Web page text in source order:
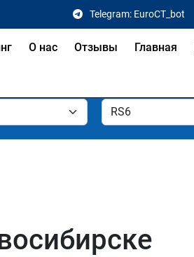
Telegram: EuroCT_bot
О нас Отзывы Главная